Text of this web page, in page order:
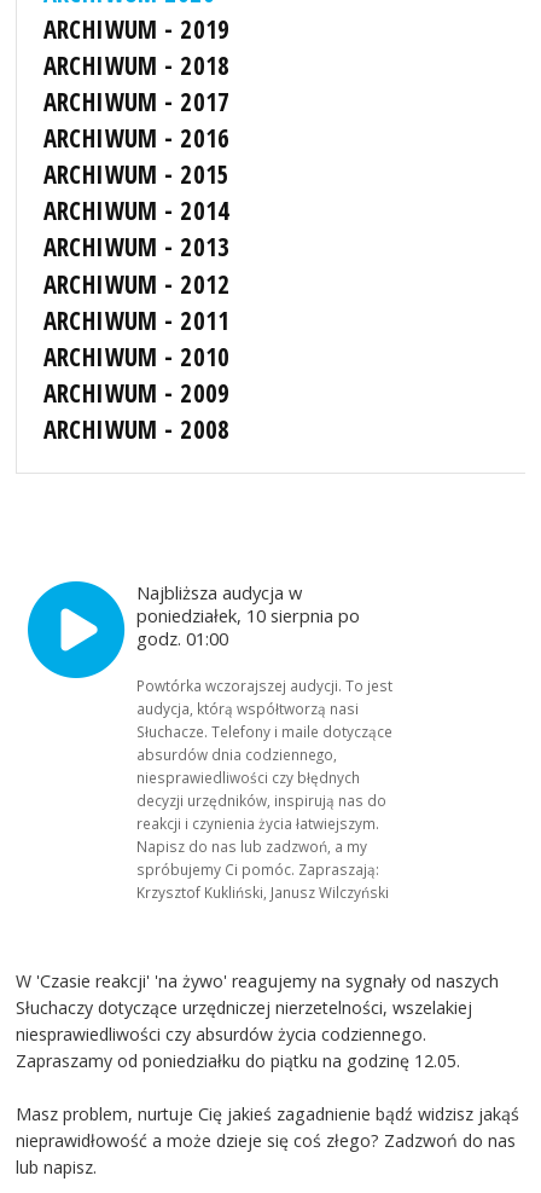
ARCHIWUM - 2019
ARCHIWUM - 2018
ARCHIWUM - 2017
ARCHIWUM - 2016
ARCHIWUM - 2015
ARCHIWUM - 2014
ARCHIWUM - 2013
ARCHIWUM - 2012
ARCHIWUM - 2011
ARCHIWUM - 2010
ARCHIWUM - 2009
ARCHIWUM - 2008
Najbliższa audycja w
poniedziałek, 10 sierpnia po
godz. 01:00
Powtórka wczorajszej audycji. To jest
audycja, którą współtworzą nasi
Słuchacze. Telefony i maile dotyczące
absurdów dnia codziennego,
niesprawiedliwości czy błędnych
decyzji urzędników, inspirują nas do
reakcji i czynienia życia łatwiejszym.
Napisz do nas lub zadzwoń, a my
spróbujemy Ci pomóc. Zapraszają:
Krzysztof Kukliński, Janusz Wilczyński
W 'Czasie reakcji' 'na żywo' reagujemy na sygnały od naszych
Słuchaczy dotyczące urzędniczej nierzetelności, wszelakiej
niesprawiedliwości czy absurdów życia codziennego.
Zapraszamy od poniedziałku do piątku na godzinę 12.05.
Masz problem, nurtuje Cię jakieś zagadnienie bądź widzisz jakąś
nieprawidłowość a może dzieje się coś złego? Zadzwoń do nas
lub napisz.